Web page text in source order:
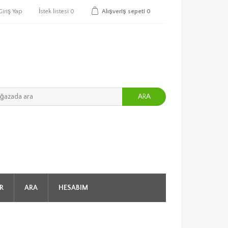
Yap İstek listesi 0 Alışveriş sepeti 0
ARA
ARA HESABIM